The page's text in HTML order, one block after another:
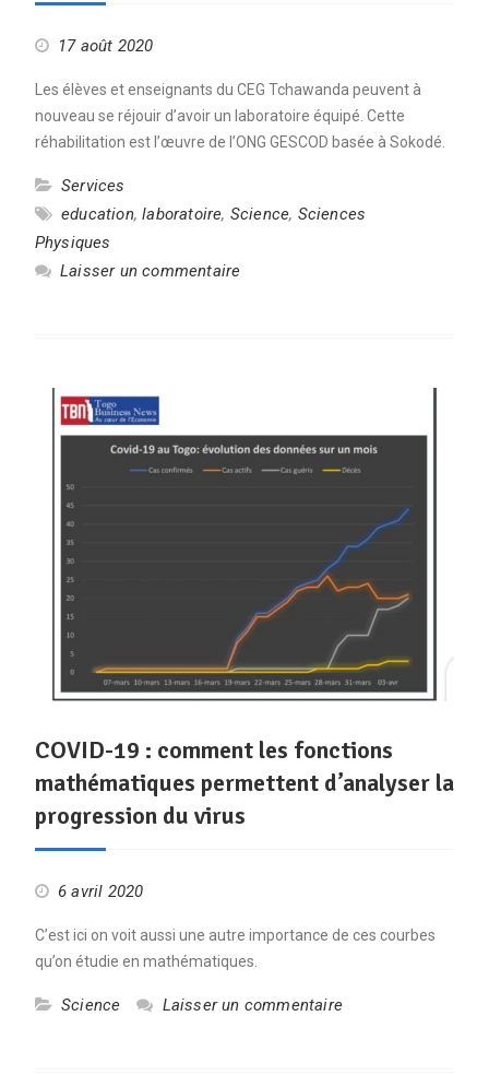
17 août 2020
Les élèves et enseignants du CEG Tchawanda peuvent à
nouveau se réjouir d’avoir un laboratoire équipé. Cette
réhabilitation est l’œuvre de l’ONG GESCOD basée à Sokodé.
Services
education,laboratoire, Science, Sciences
Physiques
Laisser un commentaire
COVID-19 : comment les fonctions
mathématiques permettent d’analyser la
progression du virus
6 avril 2020
C’est ici on voit aussi une autre importance de ces courbes
qu’on étudie en mathématiques.
Science Laisser un commentaire